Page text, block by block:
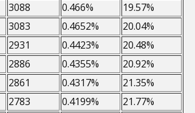
3088 0.466%
19.57%
3083 0.4652%
20.04%
2931 0.4423%
20.48%
2886 0.4355%
20.92%
2861 0.4317%
21.35%
2783 0.4199%
21.77%